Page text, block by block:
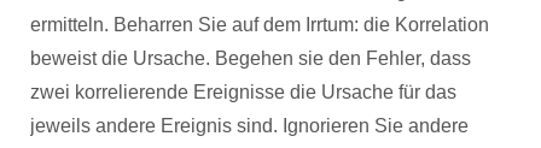
ermitteln. Beharren Sie auf dem Irrtum: die Korrelation
beweist die Ursache. Begehen sie den Fehler, dass
zwei korrelierende Ereignisse die Ursache für das
jeweils andere Ereignis sind. Ignorieren Sie andere